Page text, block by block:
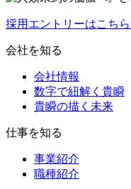
採用エントリーはこち
会社を知る
会社情報
数字で紐解く貴瞬
貴瞬の描く未来
仕事を知る
事業紹介
職種紹介